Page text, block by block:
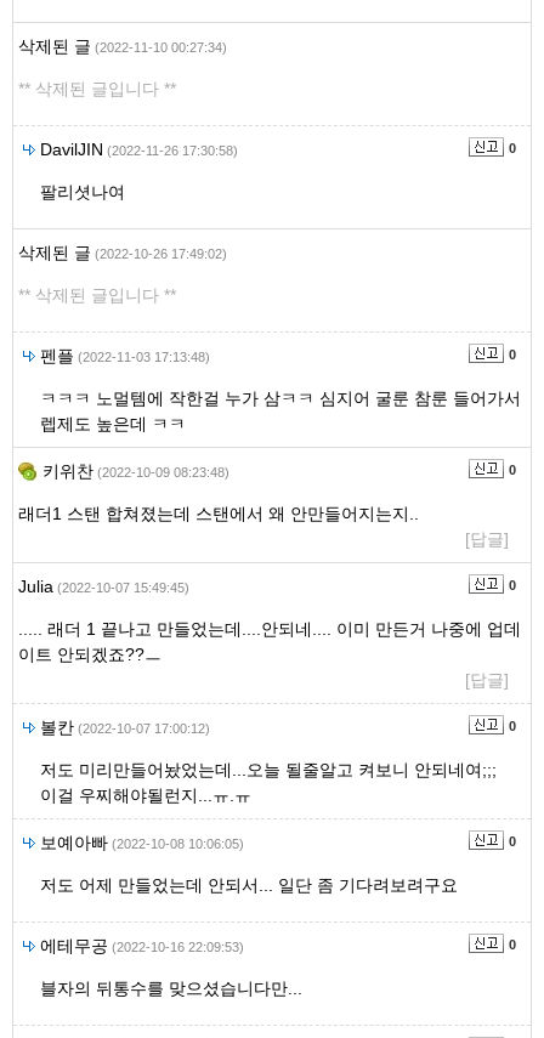
삭제된 글 (2022-11-10 00:27:34)
** 삭제된 글입니다 **
DavilJIN (2022-11-26 17:30:58) 0
팔리셧나여
삭제된 글 (2022-10-26 17:49:02)
** 삭제된 글입니다 **
펜플 (2022-11-03 17:13:48) 0
ㅋㅋㅋ 노멀템에 작한걸 누가 삼ㅋㅋ 심지어 굴룬 참룬 들어가서
렙제도 높은데 ㅋㅋ
키위찬 (2022-10-09 08:23:48) 0
래더1 스탠 합쳐졌는데 스탠에서 왜 안만들어지는지..
[답글]
Julia (2022-10-07 15:49:45) 0
..... 래더 1 끝나고 만들었는데....안되네.... 이미 만든거 나중에 업데
이트 안되겠죠??ㅡ
[답글]
볼칸 (2022-10-07 17:00:12) 0
저도 미리만들어놨었는데...오늘 될줄알고 켜보니 안되네여;;;
이걸 우찌해야될런지...ㅠ.ㅠ
보예아빠 (2022-10-08 10:06:05) 0
저도 어제 만들었는데 안되서... 일단 좀 기다려보려구요
에테무공 (2022-10-16 22:09:53) 0
블자의 뒤통수를 맞으셨습니다만...